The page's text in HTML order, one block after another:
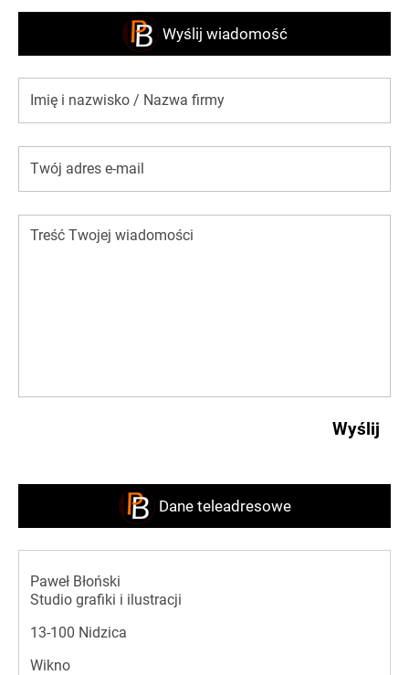
Wyślij wiadomość
Dane teleadresowe
Paweł Błoński
Studio grafiki i ilustracji
13-100 Nidzica
Wikno